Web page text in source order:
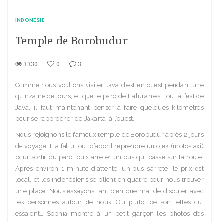
INDONÉSIE
Temple de Borobudur
3330 0 3
Comme nous voulions visiter Java d’est en ouest pendant une
quinzaine de jours, et que le parc de Baluran est tout à l’est de
Java, il faut maintenant penser à faire quelques kilomètres
pour se rapprocher de Jakarta, à l’ouest.
Nous rejoignons le fameux temple de Borobudur après 2 jours
de voyage. Il a fallu tout d’abord reprendre un ojek (moto-taxi)
pour sortir du parc, puis arrêter un bus qui passe sur la route.
Après environ 1 minute d’attente, un bus s’arrête, le prix est
local, et les Indonésiens se plient en quatre pour nous trouver
une place. Nous essayons tant bien que mal de discuter avec
les personnes autour de nous. Ou plutôt ce sont elles qui
essaient… Sophia montre à un petit garçon les photos des